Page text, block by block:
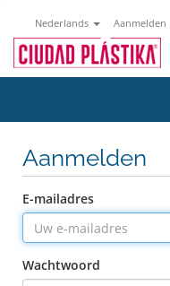
Nederlands Aanmelden
Aanmelden
E-mailadres
Wachtwoord